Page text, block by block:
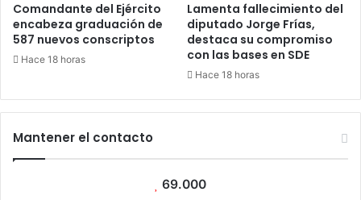
Comandante del Ejército
encabeza graduación de
587 nuevos conscriptos
Hace 18 horas
Lamenta fallecimiento del
diputado Jorge Frías,
destaca su compromiso
con las bases en SDE
Hace 18 horas
Mantener el contacto
69.000